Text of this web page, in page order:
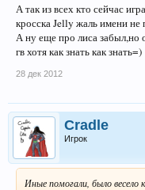
А так из всех кто сейчас
кросска Jelly жаль имени
А ну еще про лиса забыл,но
гв хотя как знать как знать=)
28 дек 2012
Cradle
Игрок
Иные помогали, было весело